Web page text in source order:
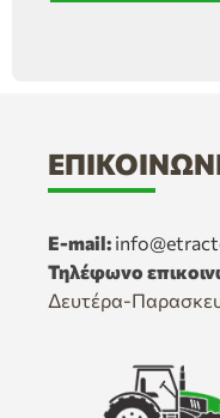
E-mail:
Τηλέφωνο
Δευτέρα-